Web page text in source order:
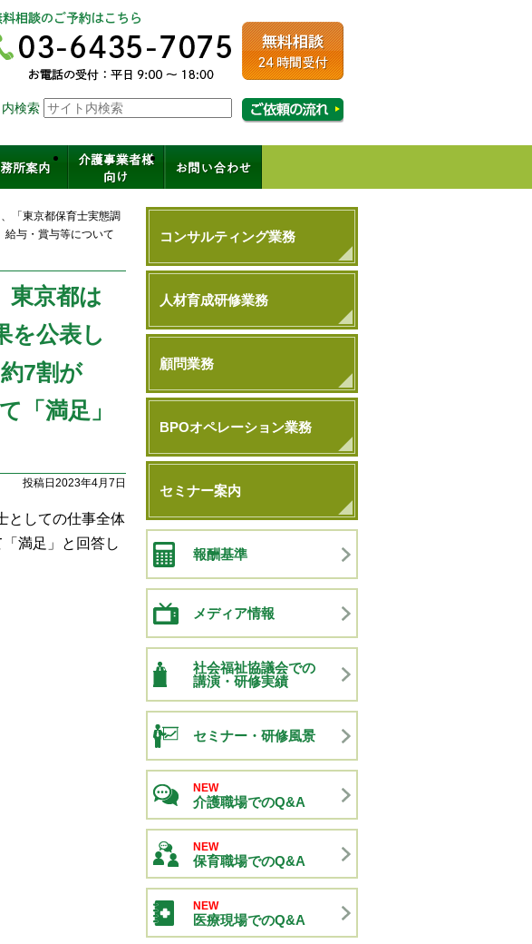
人ヒューマンスキルコンサルティング
など福祉の人材育成、コンサル、キャリアパス
検索
「東京都保育士実態調
給与・賞与等について
京都は
を公表し
7割が
「満足」
投稿日2023年4月7日
としての仕事全体
満足」と回答し
コンサルティング業務
人材育成研修業務
顧問業務
BPOオペレーション業務
セミナー案内
報酬基準
メディア情報
社会福祉協議会での
講演・研修実績
セミナー・研修風景
NEW
介護職場でのQ&A
NEW
保育職場でのQ&A
NEW
医療現場でのQ&A